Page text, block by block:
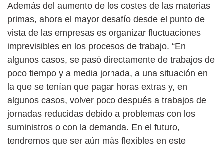
Además del aumento de los costes de las materias
primas, ahora el mayor desafío desde el punto de
vista de las empresas es organizar fluctuaciones
imprevisibles en los procesos de trabajo. “En
algunos casos, se pasó directamente de trabajos de
poco tiempo y a media jornada, a una situación en
la que se tenían que pagar horas extras y, en
algunos casos, volver poco después a trabajos de
jornadas reducidas debido a problemas con los
suministros o con la demanda. En el futuro,
tendremos que ser aún más flexibles en este